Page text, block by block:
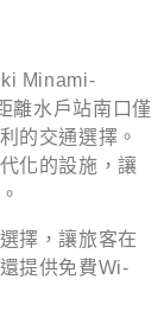
Minami-
離水戶站南口僅
的交通選擇。
化的設施，讓
擇，讓旅客在
提供免費Wi-